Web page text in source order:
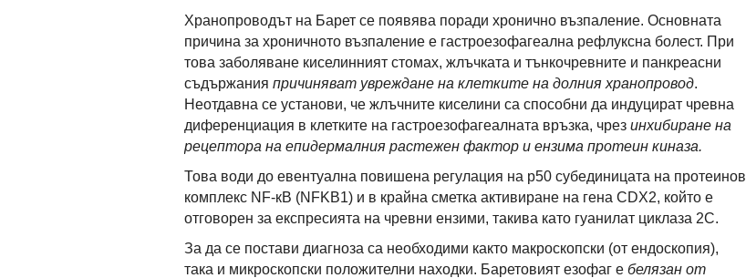
Хранопроводът на Барет се появява поради хронично възпаление. Основната
причина за хроничното възпаление е гастроезофагеална рефлуксна болест. При
това заболяване киселинният стомах, жлъчката и тънкочревните и панкреасни
съдържания причиняват увреждане на клетките на долния хранопровод.
Неотдавна се установи, че жлъчните киселини са способни да индуцират чревна
диференциация в клетките на гастроезофагеалната връзка, чрез инхибиране на
рецептора на епидермалния растежен фактор и ензима протеин киназа.
Това води до евентуална повишена регулация на р50 субединицата на протеинов
комплекс NF-кВ (NFKB1) и в крайна сметка активиране на гена CDX2, който е
отговорен за експресията на чревни ензими, такива като гуанилат циклаза 2С.
За да се постави диагноза са необходими както макроскопски (от ендоскопия),
така и микроскопски положителни находки. Баретовият езофаг е белязан от